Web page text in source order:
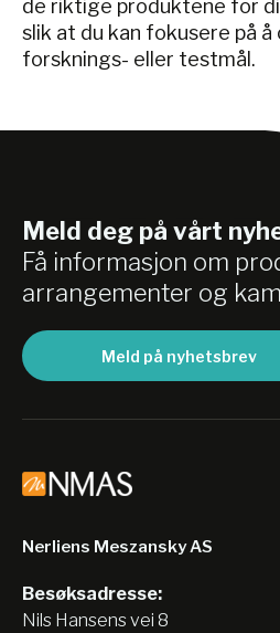
de riktige produktene for
slik at du kan fokusere på å
forsknings- eller testmål.
Meld deg på vårt
Få informasjon om
arrangementer og
Meld på nyhetsbrev
Nerliens Meszansky AS
Besøksadresse:
Nils Hansens vei 8